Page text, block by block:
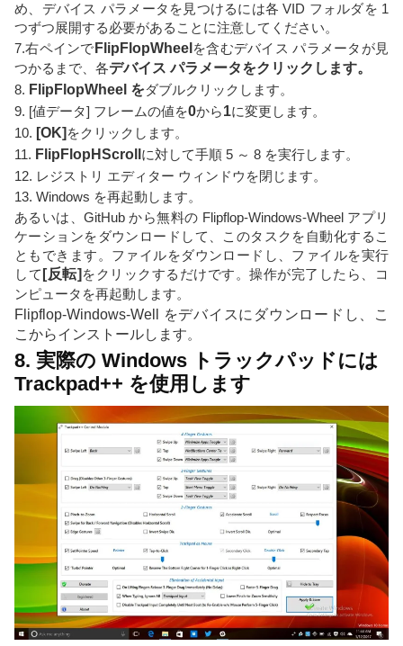
め、デバイス パラメータを見つけるには各 VID フォルダを 1
つずつ展開する必要があることに注意してください。
7.右ペインで FlipFlopWheel を含むデバイス パラメータが見
つかるまで、各デバイス パラメータをクリックします。
8. FlipFlopWheel をダブルクリックします。
9. [値データ] フレームの値を0から1に変更します。
10. [OK] をクリックします。
11. FlipFlopHScroll に対して手順 5 ～ 8 を実行します。
12. レジストリ エディター ウィンドウを閉じます。
13. Windows を再起動します。
あるいは、GitHub から無料の Flipflop-Windows-Wheel アプリ
ケーションをダウンロードして、このタスクを自動化するこ
ともできます。ファイルをダウンロードし、ファイルを実行
して [反転] をクリックするだけです。操作が完了したら、コ
ンピュータを再起動します。
Flipflop-Windows-Well をデバイスにダウンロードし、こ
こからインストールします。
8. 実際の Windows トラックパッドには
Trackpad++ を使用します